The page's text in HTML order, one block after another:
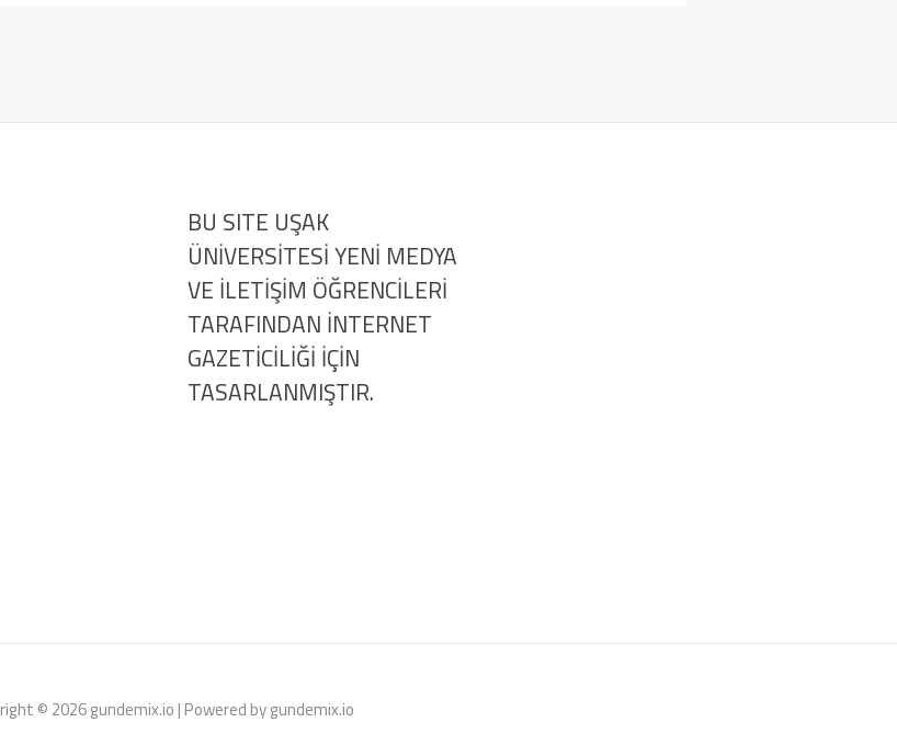
BU SITE UŞAK
ÜNİVERSİTESİ YENİ MEDYA
VE İLETİŞİM ÖĞRENCİLERİ
TARAFINDAN İNTERNET
GAZETİCİLİĞİ İÇİN
TASARLANMIŞTIR.
© 2026 gundemix.io | Powered by gundemix.io